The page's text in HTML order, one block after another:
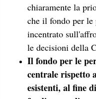
chiaramente la
che il fondo per le
incentrato
le decisioni della
Il fondo per le
centrale rispetto
esistenti, al fine